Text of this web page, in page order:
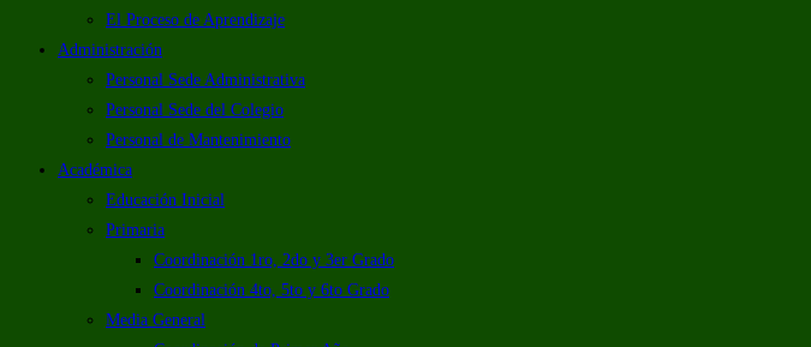
El Proceso de Aprendizaje
Administración
Personal Sede Administrativa
Personal Sede del Colegio
Personal de Mantenimiento
Académica
Educación Inicial
Primaria
Coordinación 1ro, 2do y 3er Grado
Coordinación 4to, 5to y 6to Grado
Media General